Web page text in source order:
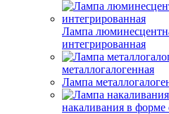
Лампа
интегрированная
металлогалогенная
Лампа
накаливания в форме